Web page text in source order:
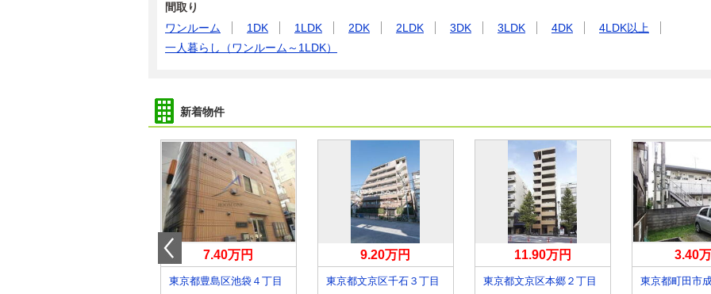
間取り
ワンルーム
1DK 1LDK 2DK 2LDK 3DK 3LDK 4DK
4LDK以上
一人暮らし（ワンルーム～1LDK）
新着物件
7.40万円
東京都豊島区池袋４丁目
9.20万円
東京都文京区千石３丁目
11.90万円
東京都文京区本郷２丁目
3.40